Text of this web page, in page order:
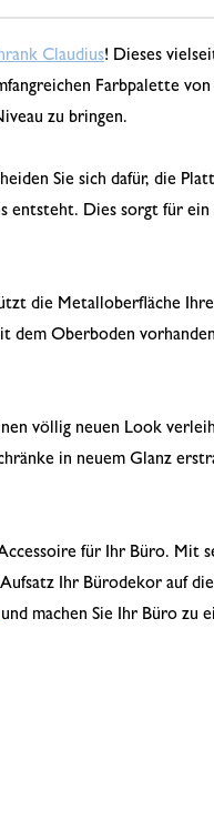
Claudius! Dieses
Farbpalette
zu bringen.
Sie sich dafür, die
entsteht. Dies sorgt für
die Metalloberfläche
dem Oberboden
völlig neuen Look
in neuem Glanz
für Ihr Büro. Mit
Ihr Bürodekor auf
und machen Sie Ihr Büro zu